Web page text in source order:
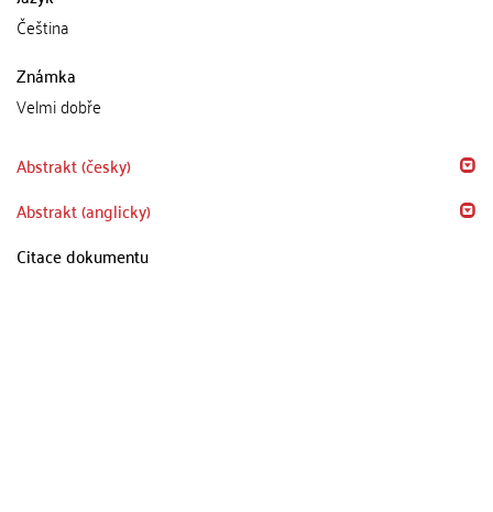
Čeština
Známka
Velmi dobře
Abstrakt (česky)
Abstrakt (anglicky)
Citace dokumentu